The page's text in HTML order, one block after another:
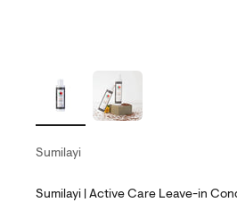
Sumilayi
Sumilayi | Active Care Leave-in